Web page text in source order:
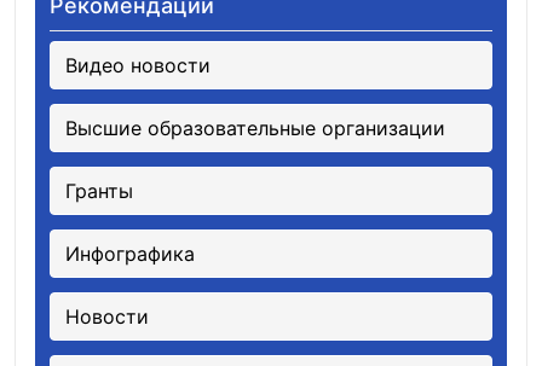
Рекомендации
Видео новости
Высшие образовательные организации
Гранты
Инфографика
Новости